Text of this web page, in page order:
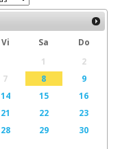
Vi Sa
Do
1
2
7 8
9
14 15
16
21 22
23
28 29
30